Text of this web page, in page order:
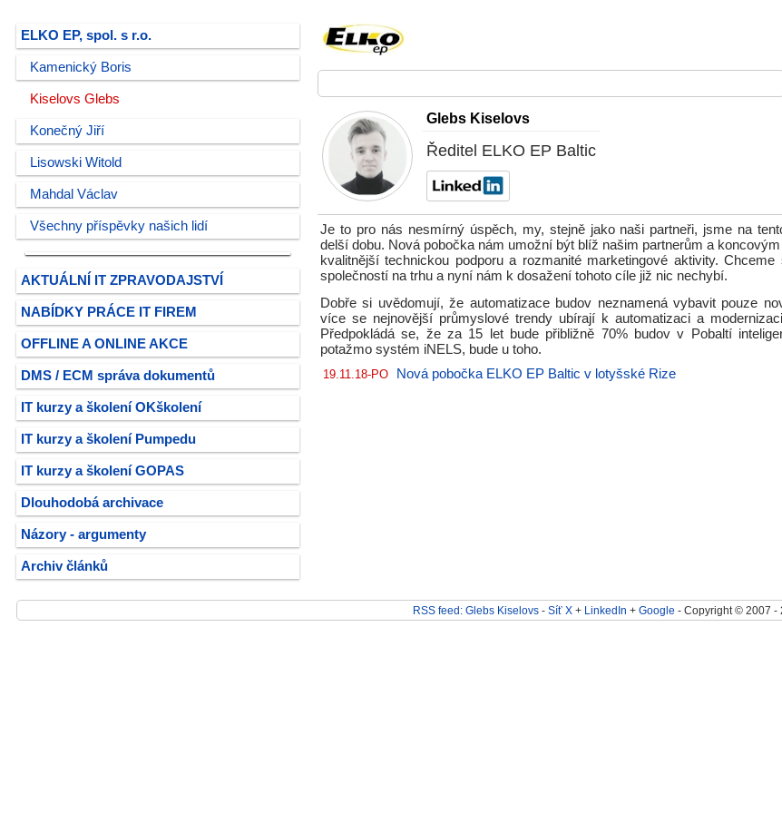
ELKO EP, spol. s r.o.
Kamenický Boris
Kiselovs Glebs
Konečný Jiří
Lisowski Witold
Mahdal Václav
Všechny příspěvky našich lidí
AKTUÁLNÍ IT ZPRAVODAJSTVÍ
NABÍDKY PRÁCE IT FIREM
OFFLINE A ONLINE AKCE
DMS / ECM správa dokumentů
IT kurzy a školení OKškolení
IT kurzy a školení Pumpedu
IT kurzy a školení GOPAS
Dlouhodobá archivace
Názory - argumenty
Archiv článků
Glebs Kiselovs
Ředitel ELKO EP Baltic
Je to pro nás nesmírný úspěch, my, stejně jako naši partneři, jsme na
delší dobu. Nová pobočka nám umožní být blíž našim partnerům a
kvalitnější technickou podporu a rozmanité marketingové aktivity.
společností na trhu a nyní nám k dosažení tohoto cíle již nic nechybí.
Dobře si uvědomují, že automatizace budov neznamená vybavit pouze
více se nejnovější průmyslové trendy ubírají k automatizaci a
Předpokládá se, že za 15 let bude přibližně 70% budov v Pobaltí
potažmo systém iNELS, bude u toho.
19.11.18-PO Nová pobočka ELKO EP Baltic v lotyšské Rize
RSS feed: Glebs Kiselovs - Síť X + LinkedIn + Google - Copyright © 2007 -